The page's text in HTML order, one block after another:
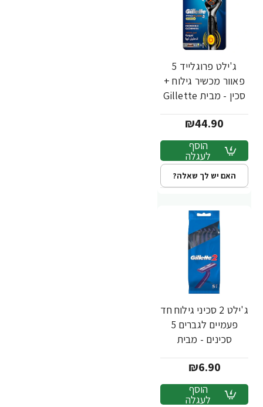
ג'ילט פרוגלייד 5
פאוור מכשיר גילוח +
סכין - מבית Gillette
₪44.90
הוסף
לעגלה
האם יש לך שאלה?
ג'ילט 2 סכיני גילוח חד
פעמיים לגברים 5
סכינים - מבית
₪6.90
הוסף
לעגלה